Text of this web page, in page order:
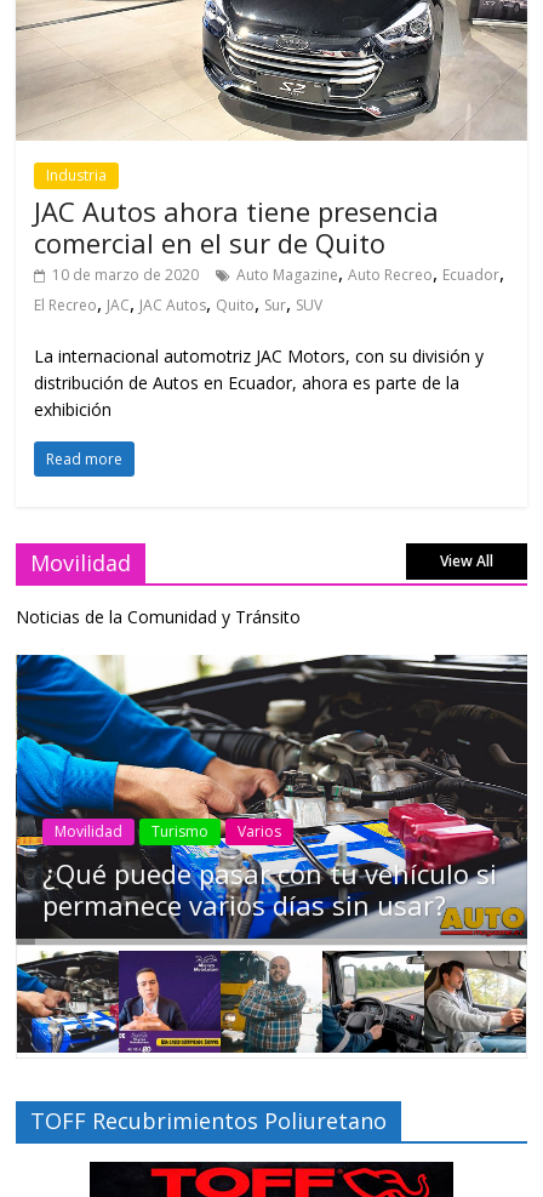
Industria
JAC Autos ahora tiene presencia
comercial en el sur de Quito
10 de marzo de 2020 Auto Magazine,Auto Recreo, Ecuador,
El Recreo, JAC, JAC Autos, Quito, Sur, SUV
La internacional automotriz JAC Motors, con su división y
distribución de Autos en Ecuador, ahora es parte de la
exhibición
Read more
Movilidad View All
Noticias de la Comunidad y Tránsito
Movilidad Turismo Varios
¿Qué puede pasar con tu vehículo si
permanece varios días sin usar?
TOFF Recubrimientos Poliuretano